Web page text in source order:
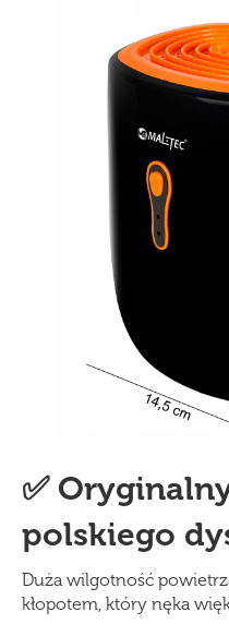
✅
polskiego
Duża wilgotność
kłopotem, który nęka